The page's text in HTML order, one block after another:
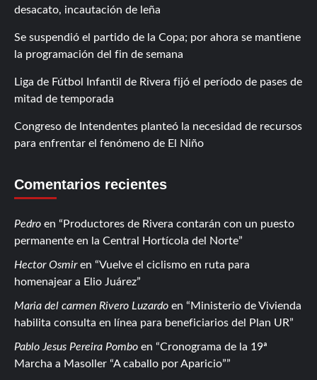
desacato, incautación de leña
Se suspendió el partido de la Copa; por ahora se mantiene
la programación del fin de semana
Liga de Fútbol Infantil de Rivera fijó el período de pases de
mitad de temporada
Congreso de Intendentes planteó la necesidad de recursos
para enfrentar el fenómeno de El Niño
Comentarios recientes
Pedro en
Productores de Rivera contarán con un puesto
permanente en la Central Hortícola del Norte
Hector Osmiren
Vuelve el ciclismo en ruta para
homenajear a Elio Juárez
Maria del carmen Rivero Luzardo en
Ministerio de Vivienda
habilita consulta en línea para beneficiarios del Plan UR
Pablo Jesus Pereira Pombo en
Cronograma de la 19ª
Marcha a Masoller “A caballo por Aparicio”